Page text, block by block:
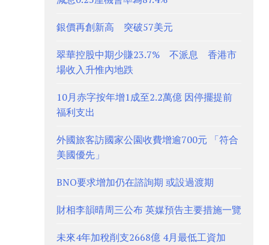
銀價再創新高 突破57美元
翠華控股中期少賺23.7% 不派息 香港市
場收入升惟內地跌
10月赤字按年增1成至2.2萬億 因停擺提前
福利支出
外國旅客訪國家公園收費增逾700元 「符合
美國優先」
BNO要求增加仍在諮詢期 或設過渡期
財相李韻晴周三公布 英媒預告主要措施一覽
未來4年加稅削支2668億 4月最低工資加